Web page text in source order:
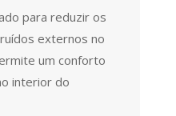
para reduzir os
externos no
um conforto
interior do